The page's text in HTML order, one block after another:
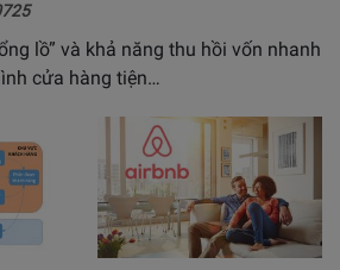
lồ” và khả năng thu hồi vốn nhanh
cửa hàng tiện…